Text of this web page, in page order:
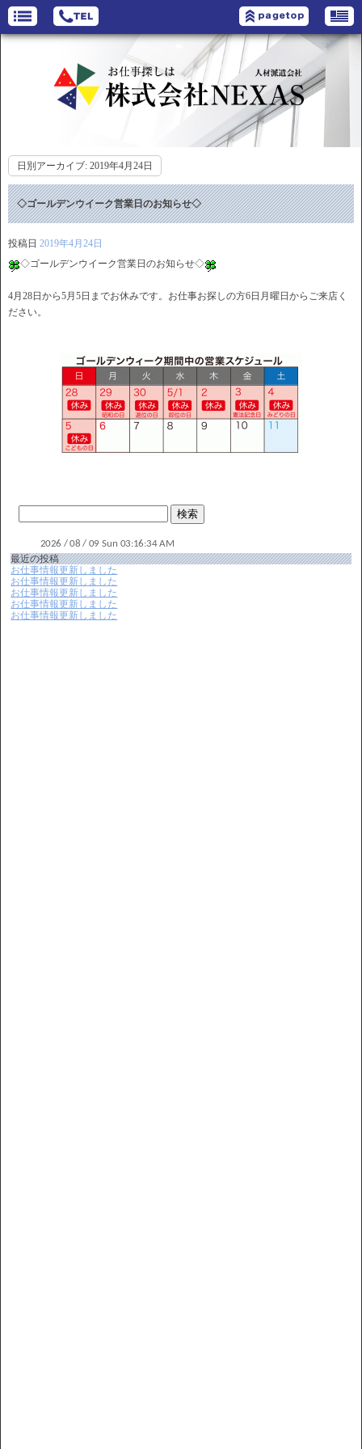
日別アーカイブ: 2019年4月24日
◇ゴールデンウイーク営業日のお知らせ◇
投稿日 2019年4月24日
◇ゴールデンウイーク営業日のお知らせ◇
4月28日から5月5日までお休みです。お仕事お探しの方6日月曜日からご来店く
ださい。
最近の投稿
お仕事情報更新しました
お仕事情報更新しました
お仕事情報更新しました
お仕事情報更新しました
お仕事情報更新しました